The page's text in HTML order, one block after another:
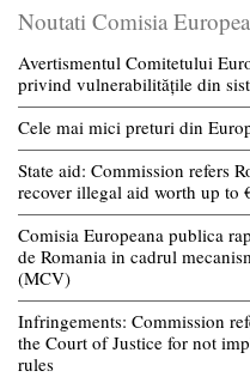
Noutati Comisia
Avertismentul Comitetului
privind vulnerabilitățile din
Cele mai mici preturi din
State aid: Commission refers
recover illegal aid worth up to
Comisia Europeana publica
de Romania in cadrul
(MCV)
Infringements: Commission
the Court of Justice for not
rules